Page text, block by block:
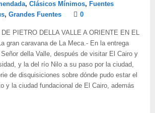
, Clásicos Mínimos, Fuentes
, Grandes Fuentes 0
DE PIETRO DELLA VALLE A ORIENTE EN EL
gran caravana de La Meca.- En la entrega
della Valle, después de visitar El Cairo y
y la del río Nilo a su paso por la ciudad,
de disquisiciones sobre dónde pudo estar el
y la ciudad fundacional de El Cairo, además